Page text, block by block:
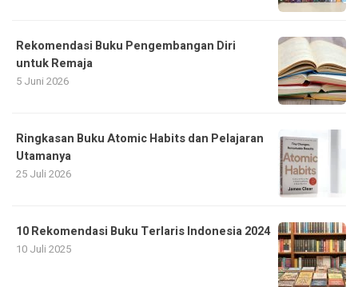
Rekomendasi Buku Pengembangan Diri
untuk Remaja
5 Juni 2026
Ringkasan Buku Atomic Habits dan Pelajaran
Utamanya
25 Juli 2026
10 Rekomendasi Buku Terlaris Indonesia 2024
10 Juli 2025